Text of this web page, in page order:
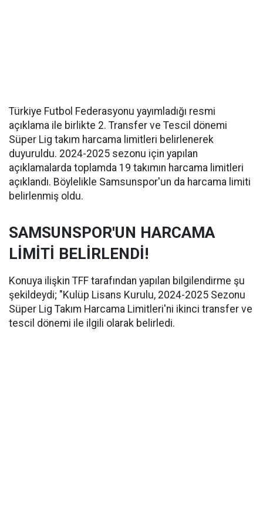
Türkiye Futbol Federasyonu yayımladığı resmi
açıklama ile birlikte 2. Transfer ve Tescil dönemi
Süper Lig takım harcama limitleri belirlenerek
duyuruldu. 2024-2025 sezonu için yapılan
açıklamalarda toplamda 19 takımın harcama limitleri
açıklandı. Böylelikle Samsunspor'un da harcama limiti
belirlenmiş oldu.
SAMSUNSPOR'UN HARCAMA
LİMİTİ BELİRLENDİ!
Konuya ilişkin TFF tarafından yapılan bilgilendirme şu
şekildeydi; "Kulüp Lisans Kurulu, 2024-2025 Sezonu
Süper Lig Takım Harcama Limitleri'ni ikinci transfer ve
tescil dönemi ile ilgili olarak belirledi.